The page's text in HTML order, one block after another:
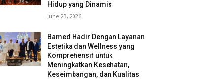
Hidup yang Dinamis
June 23, 2026
Bamed Hadir Dengan Layanan
Estetika dan Wellness yang
Komprehensif untuk
Meningkatkan Kesehatan,
Keseimbangan, dan Kualitas